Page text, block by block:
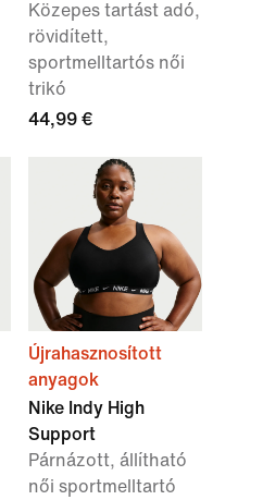
Közepes tartást adó,
rövidített,
sportmelltartós női
trikó
44,99 €
Újrahasznosított
anyagok
Nike Indy High
Support
Párnázott, állítható
női sportmelltartó